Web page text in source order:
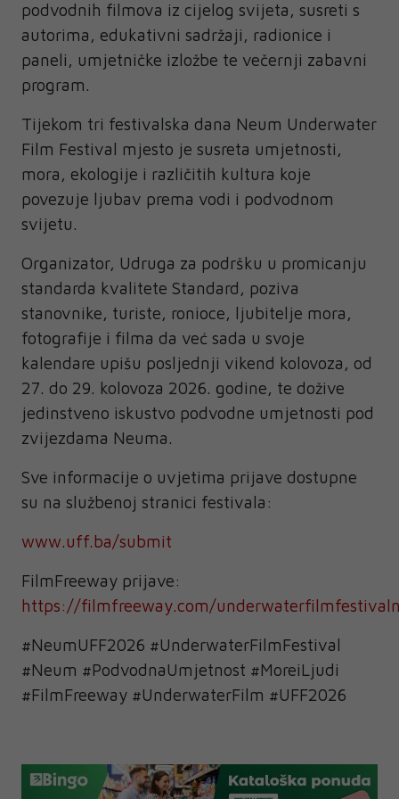
podvodnih filmova iz cijelog svijeta, susreti s
autorima, edukativni sadržaji, radionice i
paneli, umjetničke izložbe te večernji zabavni
program.
Tijekom tri festivalska dana Neum Underwater
Film Festival mjesto je susreta umjetnosti,
mora, ekologije i različitih kultura koje
povezuje ljubav prema vodi i podvodnom
svijetu.
Organizator, Udruga za podršku u promicanju
standarda kvalitete Standard, poziva
stanovnike, turiste, ronioce, ljubitelje mora,
fotografije i filma da već sada u svoje
kalendare upišu posljednji vikend kolovoza, od
27. do 29. kolovoza 2026. godine, te dožive
jedinstveno iskustvo podvodne umjetnosti pod
zvijezdama Neuma.
Sve informacije o uvjetima prijave dostupne
su na službenoj stranici festivala:
www.uff.ba/submit
FilmFreeway prijave:
https://filmfreeway.com/
#NeumUFF2026 #UnderwaterFilmFestival
#Neum #PodvodnaUmjetnost #MoreiLjudi
#FilmFreeway #UnderwaterFilm #UFF2026